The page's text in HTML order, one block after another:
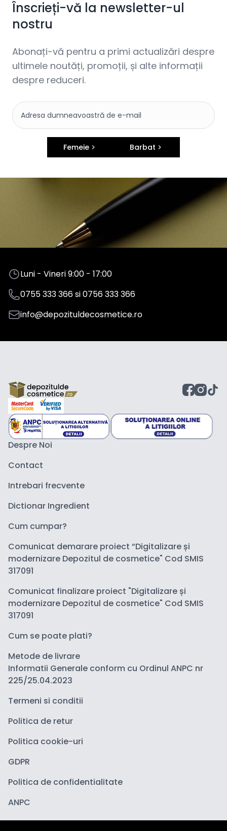
Înscrieți-vă la newsletter-ul
nostru
Abonați-vă pentru a primi actualizări despre
ultimele noutăți, promoții, și alte informații
despre reduceri.
Femeie Barbat
Luni - Vineri 9:00 - 17:00
0755 333 366si0756 333 366
info@depozituldecosmetice.ro
Despre Noi
Contact
Intrebari frecvente
Dictionar Ingredient
Cum cumpar?
Comunicat demarare proiect “Digitalizare și
modernizare Depozitul de cosmetice" Cod SMIS
317091
Comunicat finalizare proiect "Digitalizare și
modernizare Depozitul de cosmetice" Cod SMIS
317091
Cum se poate plati?
Metode de livrare
Informatii Generale conform cu Ordinul ANPC nr
225/25.04.2023
Termeni si conditii
Politica de retur
Politica cookie-uri
GDPR
Politica de confidentialitate
ANPC